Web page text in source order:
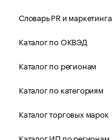
Словарь PR и маркетинга
Каталог по ОКВЭД
Каталог по регионам
Каталог по категориям
Каталог торговых марок